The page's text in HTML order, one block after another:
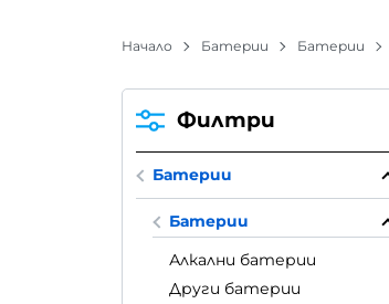
Начало Батерии Батерии
Филтри
Батерии
Батерии
Алкални батерии
Други батерии